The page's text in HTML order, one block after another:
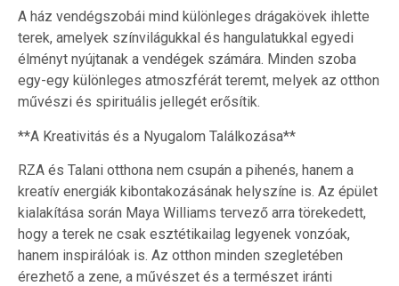
A ház vendégszobái mind különleges drágakövek ihlette
terek, amelyek színvilágukkal és hangulatukkal egyedi
élményt nyújtanak a vendégek számára. Minden szoba
egy-egy különleges atmoszférát teremt, melyek az otthon
művészi és spirituális jellegét erősítik.
**A Kreativitás és a Nyugalom Találkozása**
RZA és Talani otthona nem csupán a pihenés, hanem a
kreatív energiák kibontakozásának helyszíne is. Az épület
kialakítása során Maya Williams tervező arra törekedett,
hogy a terek ne csak esztétikailag legyenek vonzóak,
hanem inspirálóak is. Az otthon minden szegletében
érezhető a zene, a művészet és a természet iránti